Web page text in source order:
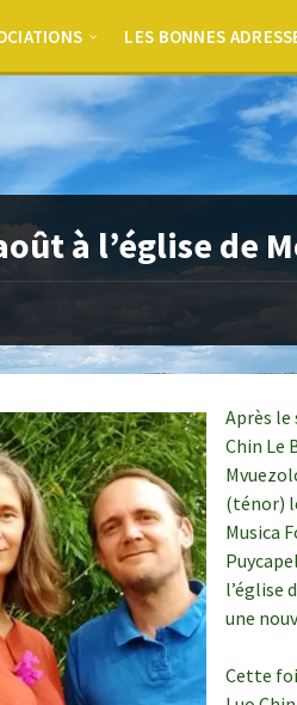
LES BONNES
à l’église de
Après le
Chin Le
(ténor)
Musica
l’église
une
Cette